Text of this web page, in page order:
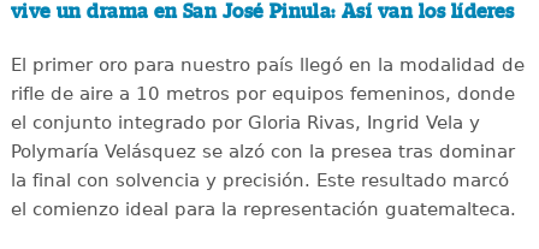
vive un drama en San José Pinula: Así van los líderes
El primer oro para nuestro país llegó en la modalidad de
rifle de aire a 10 metros por equipos femeninos, donde
el conjunto integrado por Gloria Rivas, Ingrid Vela y
Polymaría Velásquez se alzó con la presea tras dominar
la final con solvencia y precisión. Este resultado marcó
el comienzo ideal para la representación guatemalteca.